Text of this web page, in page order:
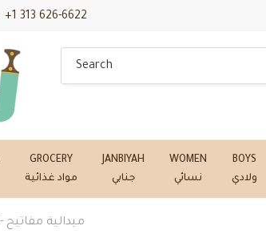
+1 313 626-6622
GROCERY
مواد غذائية
JANBIYAH
جنابي
WOMEN
نسائي
BOYS
ولادي
Yemeni Keychain -MA19- ميدالية مفاتيح